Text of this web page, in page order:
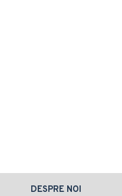
DESPRE NOI